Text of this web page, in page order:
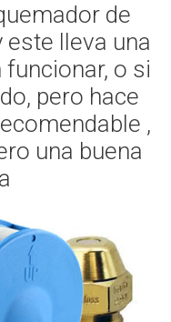
de
lleva una
o si
pero hace
,
una buena